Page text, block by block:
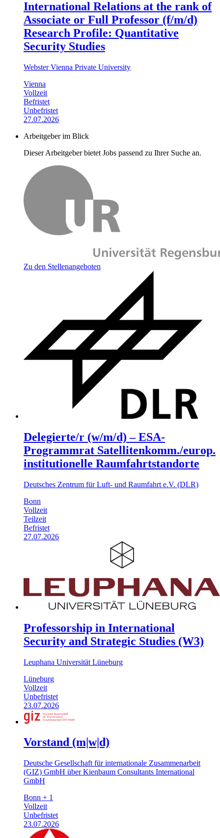
International Relations at the rank of
Associate or Full Professor (f/m/d)
Research Profile: Quantitative
Security Studies
Webster Vienna Private University
Vienna
Vollzeit
Befristet
Unbefristet
27.07.2026
Arbeitgeber im Blick
Dieser Arbeitgeber bietet Jobs passend zu Ihrer Suche an.
Zu den Stellenangeboten
Delegierte/r (w/m/d) – ESA-
Programmrat Satelliten­komm./​europ.
institutionelle Raumfahrt­standorte
Deutsches Zentrum für Luft- und Raumfahrt e.V. (DLR)
Bonn
Vollzeit
Teilzeit
Befristet
27.07.2026
Professorship in International
Security and Strategic Studies (W3)
Leuphana Universität Lüneburg
Lüneburg
Vollzeit
Unbefristet
23.07.2026
Vorstand (m|w|d)
Deutsche Gesellschaft für internationale Zusammenarbeit
(GIZ) GmbH über Kienbaum Consultants International
GmbH
Bonn + 1
Vollzeit
Unbefristet
23.07.2026